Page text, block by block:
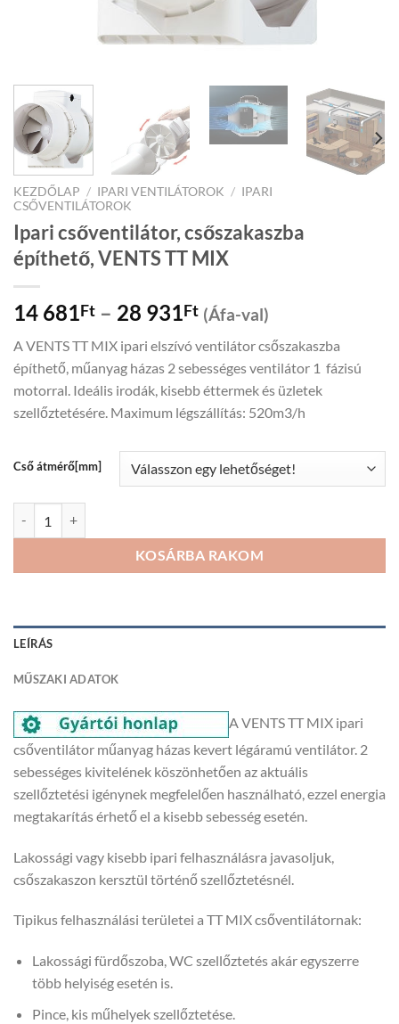
KEZDŐLAP / IPARI VENTILÁTOROK / IPARI
CSŐVENTILÁTOROK
Ipari csőventilátor, csőszakaszba
építhető, VENTS TT MIX
14 681Ft – 28 931FtPrice
14
681Ft
through
28
(Áfa-val)
A VENTS TT MIX ipari elszívó ventilátor csőszakaszba
építhető, műanyag házas 2 sebességes ventilátor 1 fázisú
motorral. Ideális irodák, kisebb éttermek és üzletek
szellőztetésére. Maximum légszállítás: 520m3/h
Cső átmérő[mm]
KOSÁRBA RAKOM
LEÍRÁS
MŰSZAKI ADATOK
A VENTS TT MIX ipari
csőventilátor műanyag házas kevert légáramú ventilátor. 2
sebességes kivitelének köszönhetően az aktuális
szellőztetési igénynek megfelelően használható, ezzel energia
megtakarítás érhető el a kisebb sebesség esetén.
Lakossági vagy kisebb ipari felhasználásra javasoljuk,
csőszakaszon kersztül történő szellőztetésnél.
Tipikus felhasználási területei a TT MIX csőventilátornak:
Lakossági fürdőszoba, WC szellőztetés akár egyszerre
több helyiség esetén is.
Pince, kis műhelyek szellőztetése.